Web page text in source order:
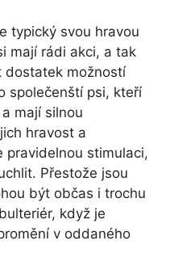
typický svou hravou
mají rádi akci, a tak
dostatek možností
společenští psi, kteří
mají silnou
hravost a
pravidelnou stimulaci,
Přestože jsou
být občas i trochu
když je
v oddaného